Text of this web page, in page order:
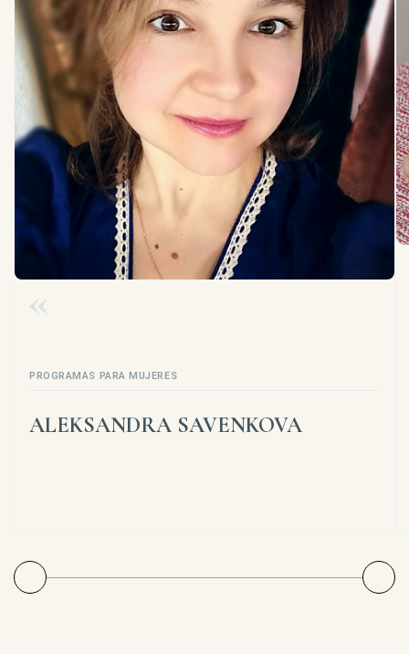
PROGRAMAS PARA MUJERES
ALEKSANDRA SAVENKOVA